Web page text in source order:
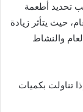
تحديد أطعمة
حيث يتأثر زيادة
والنشاط
تناولت بكميات